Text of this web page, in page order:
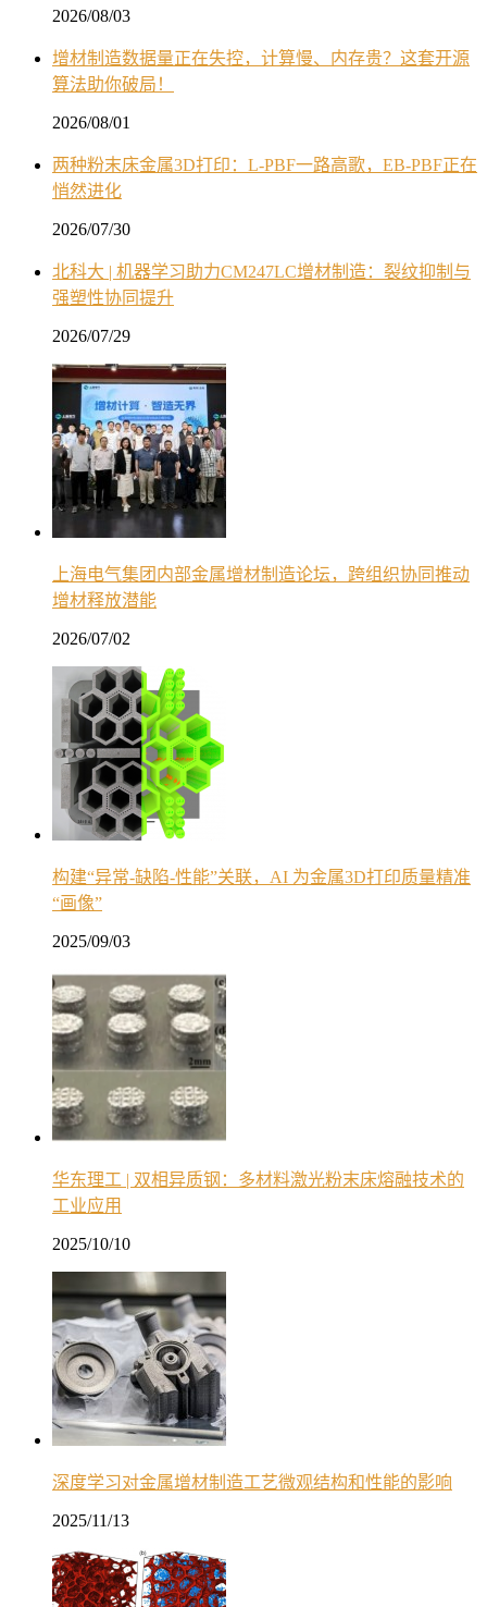
2026/08/03
增材制造数据量正在失控，计算慢、内存贵？这套开源
算法助你破局！
2026/08/01
两种粉末床金属3D打印：L-PBF一路高歌，EB-PBF正在
悄然进化
2026/07/30
北科大 | 机器学习助力CM247LC增材制造：裂纹抑制与
强塑性协同提升
2026/07/29
上海电气集团内部金属增材制造论坛，跨组织协同推动
增材释放潜能
2026/07/02
构建“异常-缺陷-性能”关联，AI 为金属3D打印质量精准
“画像”
2025/09/03
华东理工 | 双相异质钢：多材料激光粉末床熔融技术的
工业应用
2025/10/10
深度学习对金属增材制造工艺微观结构和性能的影响
2025/11/13